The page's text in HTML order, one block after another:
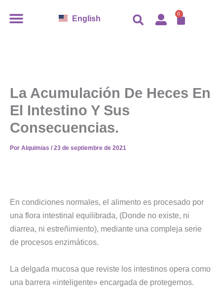
English 0
La Acumulación De Heces En
El Intestino Y Sus
Consecuencias.
Por Alquimias / 23 de septiembre de 2021
En condiciones normales, el alimento es procesado por
una flora intestinal equilibrada, (Donde no existe, ni
diarrea, ni estreñimiento), mediante una compleja serie
de procesos enzimáticos.
La delgada mucosa que reviste los intestinos opera como
una barrera «inteligente» encargada de protegernos.